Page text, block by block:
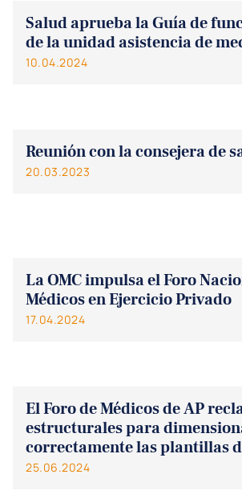
Salud aprueba la Guía de
de la unidad asistencia de
10.04.2024
Reunión con la consejera de
20.03.2023
La OMC impulsa el Foro
Médicos en Ejercicio Privado
17.04.2024
El Foro de Médicos de AP
estructurales para
correctamente las plantillas
año
25.06.2024